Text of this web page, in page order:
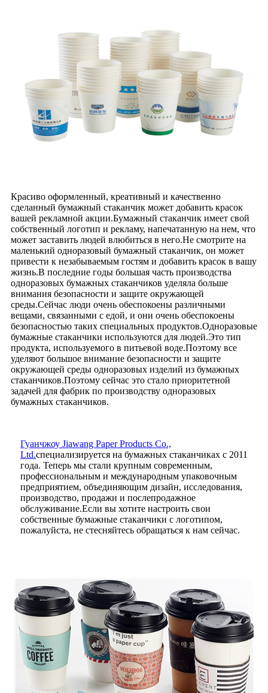
Красиво оформленный, креативный и качественно
сделанный бумажный стаканчик может добавить красок
вашей рекламной акции.Бумажный стаканчик имеет свой
собственный логотип и рекламу, напечатанную на нем, что
может заставить людей влюбиться в него.Не смотрите на
маленький одноразовый бумажный стаканчик, он может
привести к незабываемым гостям и добавить красок в вашу
жизнь.В последние годы большая часть производства
одноразовых бумажных стаканчиков уделяла больше
внимания безопасности и защите окружающей
среды.Сейчас люди очень обеспокоены различными
вещами, связанными с едой, и они очень обеспокоены
безопасностью таких специальных продуктов.Одноразовые
бумажные стаканчики используются для людей.Это тип
продукта, используемого в питьевой воде.Поэтому все
уделяют большое внимание безопасности и защите
окружающей среды одноразовых изделий из бумажных
стаканчиков.Поэтому сейчас это стало приоритетной
задачей для фабрик по производству одноразовых
бумажных стаканчиков.
Гуанчжоу Jiawang Paper Products Co.,
Ltd.специализируется на бумажных стаканчиках с 2011
года. Теперь мы стали крупным современным,
профессиональным и международным упаковочным
предприятием, объединяющим дизайн, исследования,
производство, продажи и послепродажное
обслуживание.Если вы хотите настроить свои
собственные бумажные стаканчики с логотипом,
пожалуйста, не стесняйтесь обращаться к нам сейчас.